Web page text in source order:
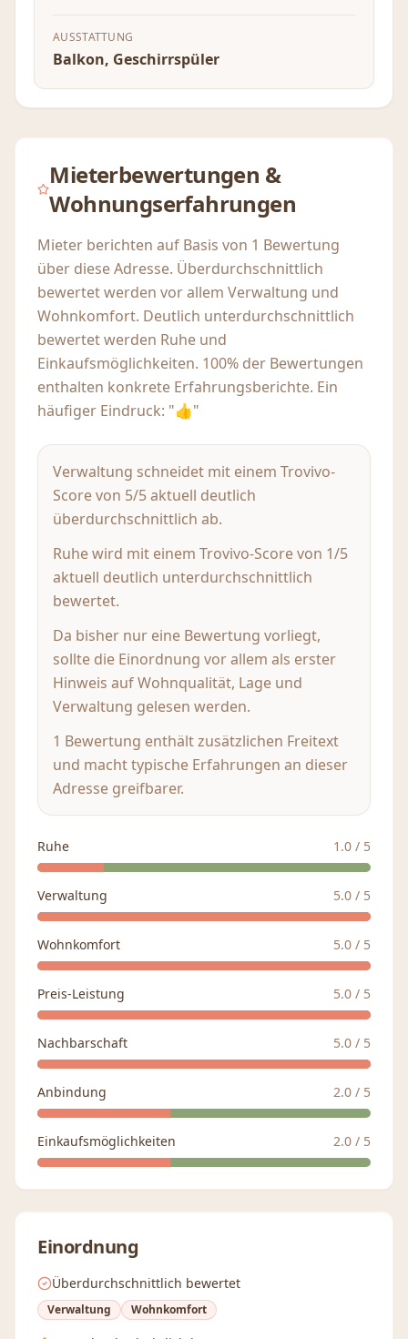
AUSSTATTUNG
Balkon, Geschirrspüler
Mieterbewertungen &
Wohnungserfahrungen
Mieter berichten auf Basis von 1 Bewertung
über diese Adresse. Überdurchschnittlich
bewertet werden vor allem Verwaltung und
Wohnkomfort. Deutlich unterdurchschnittlich
bewertet werden Ruhe und
Einkaufsmöglichkeiten. 100% der Bewertungen
enthalten konkrete Erfahrungsberichte. Ein
häufiger Eindruck: "👍"
Verwaltung schneidet mit einem Trovivo-
Score von 5/5 aktuell deutlich
überdurchschnittlich ab.
Ruhe wird mit einem Trovivo-Score von 1/5
aktuell deutlich unterdurchschnittlich
bewertet.
Da bisher nur eine Bewertung vorliegt,
sollte die Einordnung vor allem als erster
Hinweis auf Wohnqualität, Lage und
Verwaltung gelesen werden.
1 Bewertung enthält zusätzlichen Freitext
und macht typische Erfahrungen an dieser
Adresse greifbarer.
Ruhe 1.0 / 5
Verwaltung 5.0 / 5
Wohnkomfort 5.0 / 5
Preis-Leistung 5.0 / 5
Nachbarschaft 5.0 / 5
Anbindung 2.0 / 5
Einkaufsmöglichkeiten 2.0 / 5
Einordnung
Überdurchschnittlich bewertet
Verwaltung Wohnkomfort